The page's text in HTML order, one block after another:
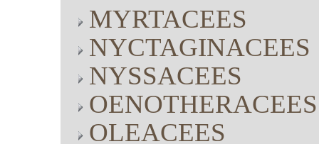
MYRTACEES
NYCTAGINACEES
NYSSACEES
OENOTHERACEES
OLEACEES